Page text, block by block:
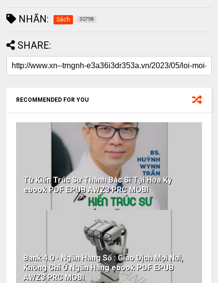
NHÃN: Sách 30798
SHARE:
RECOMMENDED FOR YOU
Từ Kiến Trúc Sư Thành Bác Sĩ Tại Hoa Kỳ
ebook PDF EPUB AWZ3 PRC MOBI
Bank 4.0 - Ngân Hàng Số : Giao Dịch Mọi Nơi,
Không Chỉ Ở Ngân Hàng ebook PDF EPUB
AWZ3 PRC MOBI